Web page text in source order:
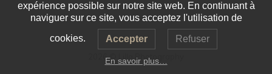
2026© Lilla Photography
expérience possible sur notre site web. En continuant à
naviguer sur ce site, vous acceptez l'utilisation de
cookies. Accepter Refuser
En savoir plus…